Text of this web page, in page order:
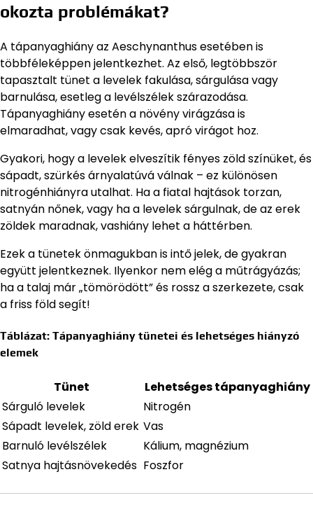
okozta problémákat?
A tápanyaghiány az Aeschynanthus esetében is
többféleképpen jelentkezhet. Az első, legtöbbször
tapasztalt tünet a levelek fakulása, sárgulása vagy
barnulása, esetleg a levélszélek szárazodása.
Tápanyaghiány esetén a növény virágzása is
elmaradhat, vagy csak kevés, apró virágot hoz.
Gyakori, hogy a levelek elveszítik fényes zöld színüket, és
sápadt, szürkés árnyalatúvá válnak – ez különösen
nitrogénhiányra utalhat. Ha a fiatal hajtások torzan,
satnyán nőnek, vagy ha a levelek sárgulnak, de az erek
zöldek maradnak, vashiány lehet a háttérben.
Ezek a tünetek önmagukban is intő jelek, de gyakran
együtt jelentkeznek. Ilyenkor nem elég a műtrágyázás;
ha a talaj már „tömörödött” és rossz a szerkezete, csak
a friss föld segít!
Táblázat: Tápanyaghiány tünetei és lehetséges hiányzó
elemek
Tünet
Lehetséges tápanyaghiány
Sárguló levelek
Nitrogén
Sápadt levelek, zöld erek Vas
Barnuló levélszélek
Kálium, magnézium
Satnya hajtásnövekedés Foszfor